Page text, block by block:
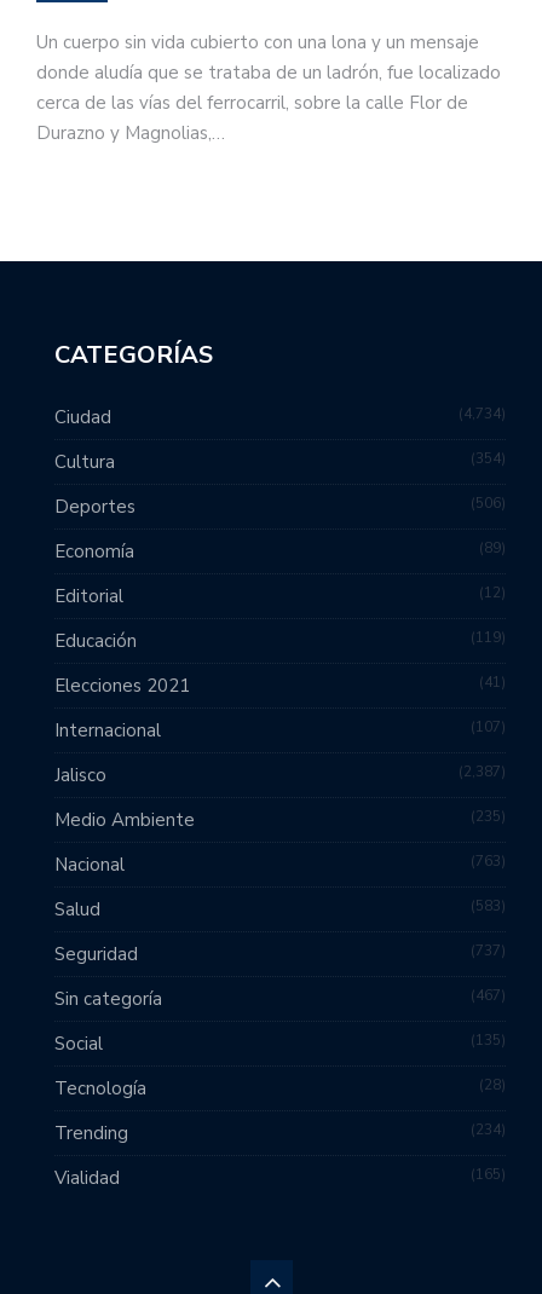
Un cuerpo sin vida cubierto con una lona y un mensaje
donde aludía que se trataba de un ladrón, fue localizado
cerca de las vías del ferrocarril, sobre la calle Flor de
Durazno y Magnolias,…
CATEGORÍAS
Ciudad 4,734
Cultura 354
Deportes 506
Economía 89
Editorial 12
Educación 119
Elecciones 2021 41
Internacional 107
Jalisco 2,387
Medio Ambiente 235
Nacional 763
Salud 583
Seguridad 737
Sin categoría 467
Social 135
Tecnología 28
Trending 234
Vialidad 165